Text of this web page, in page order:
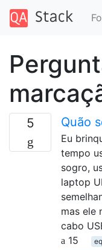
5 Quão
Eu
tempo
sogro,
laptop
mas ele
cabo
15